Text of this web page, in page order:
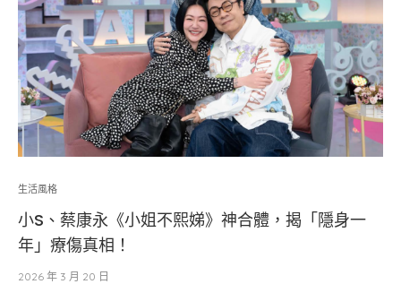
生活風格
小S、蔡康永《小姐不熙娣》神合體，揭「隱身一
年」療傷真相！
2026 年 3 月 20 日